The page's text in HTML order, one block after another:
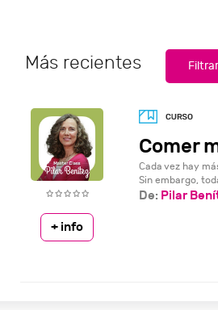
Más recientes
Comer
Cada vez hay
Sin embargo,
+ info
De: Pilar